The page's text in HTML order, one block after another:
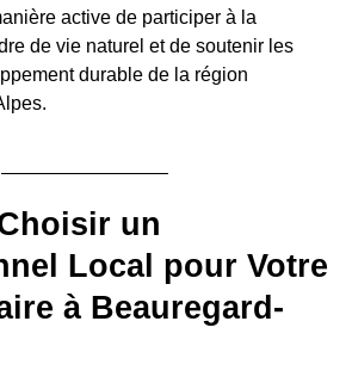
active de participer à la
de vie naturel et de soutenir les
durable de la région
un
Local pour Votre
à Beauregard-